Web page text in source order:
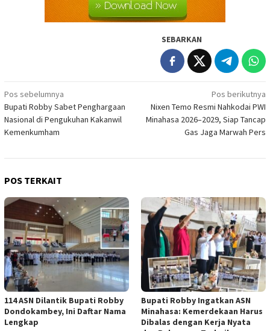
SEBARKAN
Navigasi
pos
Pos sebelumnya
Bupati Robby Sabet Penghargaan
Nasional di Pengukuhan Kakanwil
Kemenkumham
Pos berikutnya
Nixen Temo Resmi Nahkodai PWI
Minahasa 2026–2029, Siap Tancap
Gas Jaga Marwah Pers
POS TERKAIT
114 ASN Dilantik Bupati Robby
Dondokambey, Ini Daftar Nama
Lengkap
Bupati Robby Ingatkan ASN
Minahasa: Kemerdekaan Harus
Dibalas dengan Kerja Nyata